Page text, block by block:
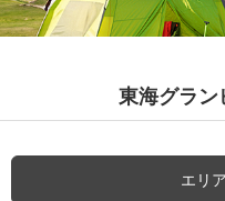
東海グラン
エリ